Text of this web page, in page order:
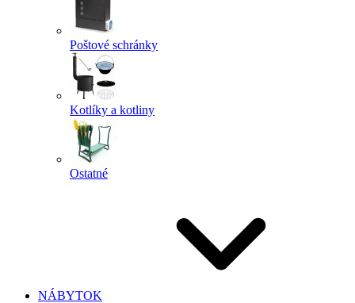
Poštové schránky
Kotlíky a kotliny
Ostatné
NÁBYTOK